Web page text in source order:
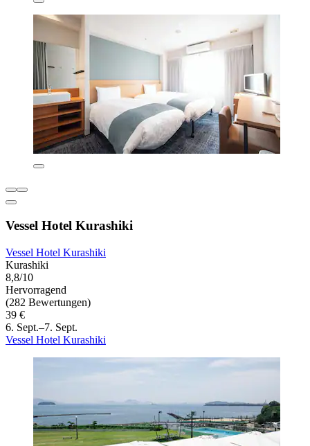
Vessel Hotel Kurashiki
Vessel Hotel Kurashiki
Kurashiki
8,8/10
Hervorragend
(282 Bewertungen)
39 €
6. Sept.–7. Sept.
Vessel Hotel Kurashiki